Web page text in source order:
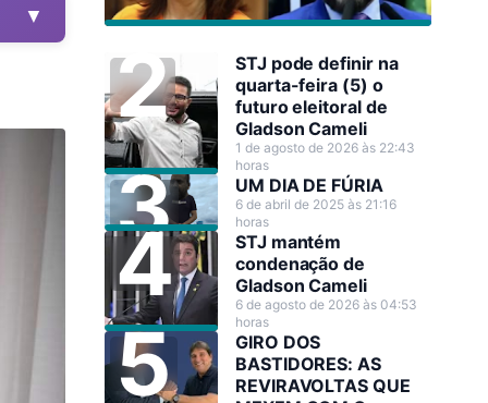
▼
STJ pode definir na
quarta-feira (5) o
futuro eleitoral de
Gladson Cameli
1 de agosto de 2026 às 22:43
horas
UM DIA DE FÚRIA
6 de abril de 2025 às 21:16
horas
STJ mantém
condenação de
Gladson Cameli
6 de agosto de 2026 às 04:53
horas
GIRO DOS
BASTIDORES: AS
REVIRAVOLTAS QUE